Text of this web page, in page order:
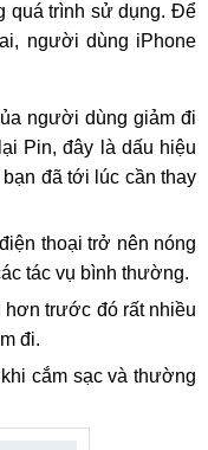
quá trình sử dụng. Để
người dùng iPhone
người dùng giảm đi
Pin, đây là dấu hiệu
đã tới lúc cần thay
thoại trở nên nóng
tác vụ bình thường.
trước đó rất nhiều
đi.
cắm sạc và thường